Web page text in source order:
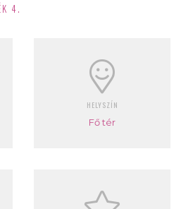
4.
HELYSZÍN
Fő tér